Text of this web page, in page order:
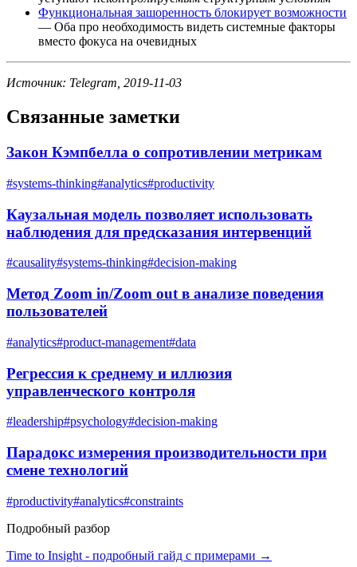
Функциональная зашоренность блокирует возможности
— Оба про необходимость видеть системные факторы
вместо фокуса на очевидных
Источник: Telegram, 2019-11-03
Связанные заметки
Закон Кэмпбелла о сопротивлении метрикам
#systems-thinking#analytics#productivity
Каузальная модель позволяет использовать
наблюдения для предсказания интервенций
#causality#systems-thinking#decision-making
Метод Zoom in/Zoom out в анализе поведения
пользователей
#analytics#product-management#data
Регрессия к среднему и иллюзия
управленческого контроля
#leadership#psychology#decision-making
Парадокс измерения производительности при
смене технологий
#productivity#analytics#constraints
Подробный разбор
Time to Insight - подробный гайд с примерами →